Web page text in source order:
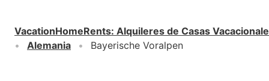
VacationHomeRents: Alquileres de Casas
Alemania
Bayerische Voralpen